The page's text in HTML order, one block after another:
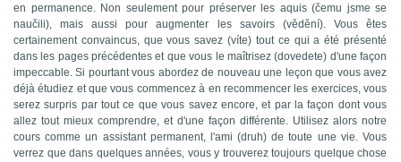
en permanence. Non seulement pour préserver les aquis (čemu jsme se
naučili),mais aussi pour augmenter les savoirs (vědění). Vousêtes
certainement convaincus, que voussavez (víte) tout ce qui a été présenté
dans les pages précédenteset que vous le maîtrisez (dovedete) d'une façon
impeccable.Si pourtant vous abordezde nouveau une leçon que vous avez
déjà étudiez et que vous commencez à en recommencer les exercices, vous
serez surpris par tout ce que vous savez encore, et par la façon dont vous
allez tout mieux comprendre, et d'une façon différente. Utilisez alors notre
cours comme un assistant permanent, l'ami (druh) de toute une vie. Vous
verrez que dans quelques années, vous y trouverez toujours quelque chose